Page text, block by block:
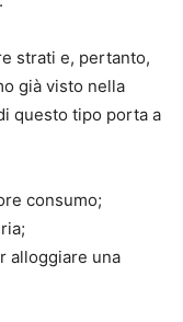
strati e, pertanto,
già visto nella
questo tipo porta a
consumo;
alloggiare una